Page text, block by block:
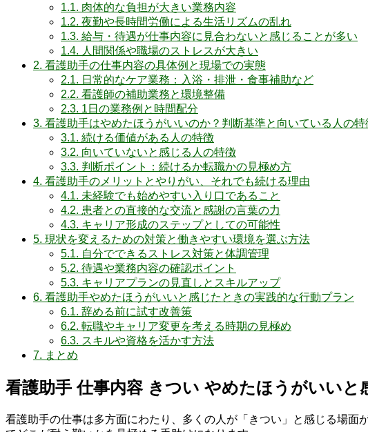
1.1. 肉体的な負担が大きい業務内容
1.2. 夜勤や長時間労働による生活リズムの乱れ
1.3. 給与・待遇が仕事内容に見合わないと感じることが多い
1.4. 人間関係や職場のストレスが大きい
2. 看護助手の仕事内容の具体例と現場での実態
2.1. 日常的なケア業務：入浴・排泄・食事補助など
2.2. 看護師の補助業務と環境整備
2.3. 1日の業務例と時間配分
3. 看護助手はやめたほうがいいのか？判断基準と向いている人の特
3.1. 続ける価値がある人の特徴
3.2. 向いていないと感じる人の特徴
3.3. 判断ポイント：続けるか転職かの見極め方
4. 看護助手のメリットとやりがい、それでも続ける理由
4.1. 未経験でも始めやすい入り口であること
4.2. 患者との直接的な交流と感謝の言葉の力
4.3. キャリア形成のステップとしての可能性
5. 現状を変えるための対策と働きやすい環境を選ぶ方法
5.1. 自分でできるストレス対策と体調管理
5.2. 待遇や業務内容の確認ポイント
5.3. キャリアプランの見直しとスキルアップ
6. 看護助手やめたほうがいいと感じたときの実践的な行動プラン
6.1. 辞める前に試す改善策
6.2. 転職やキャリア変更を考える時期の見極め
6.3. スキルや資格を活かす方法
7. まとめ
看護助手 仕事内容 きつい やめたほうがいいと
看護助手の仕事は多方面にわたり、多くの人が「きつい」と感じる場